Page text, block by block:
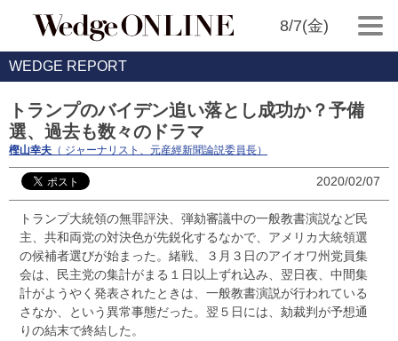
8/7(金)
WEDGE REPORT
トランプのバイデン追い落とし成功か？予備
選、過去も数々のドラマ
樫山幸夫 （ ジャーナリスト、元産經新聞論説委員長）
2020/02/07
トランプ大統領の無罪評決、弾劾審議中の一般教書演説など民
主、共和両党の対決色が先鋭化するなかで、アメリカ大統領選
の候補者選びが始まった。緒戦、３月３日のアイオワ州党員集
会は、民主党の集計がまる１日以上ずれ込み、翌日夜、中間集
計がようやく発表されたときは、一般教書演説が行われている
さなか、という異常事態だった。翌５日には、劾裁判が予想通
りの結末で終結した。